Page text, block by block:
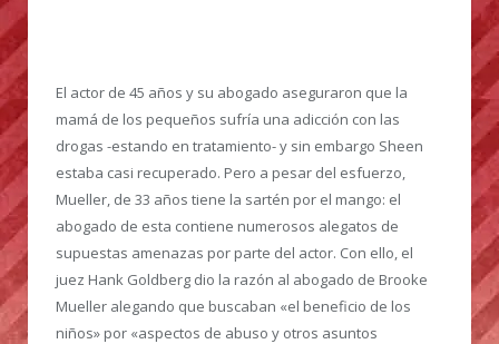
El actor de 45 años y su abogado aseguraron que la
mamá de los pequeños sufría una adicción con las
drogas -estando en tratamiento- y sin embargo Sheen
estaba casi recuperado. Pero a pesar del esfuerzo,
Mueller, de 33 años tiene la sartén por el mango: el
abogado de esta contiene numerosos alegatos de
supuestas amenazas por parte del actor. Con ello, el
juez Hank Goldberg dio la razón al abogado de Brooke
Mueller alegando que buscaban «el beneficio de los
niños» por «aspectos de abuso y otros asuntos